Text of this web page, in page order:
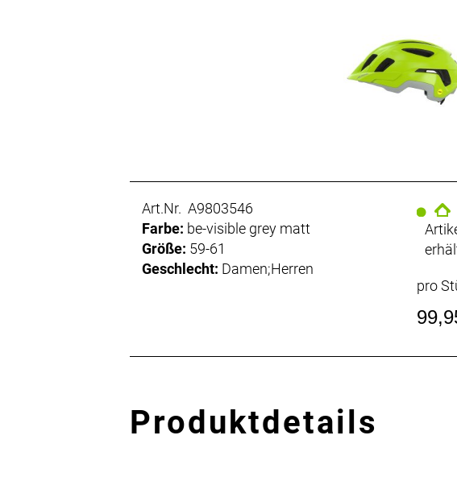
Art.Nr. A9803546
Farbe: be-visible grey matt
Größe: 59-61
Geschlecht: Damen;Herren
pro
Produktdetails